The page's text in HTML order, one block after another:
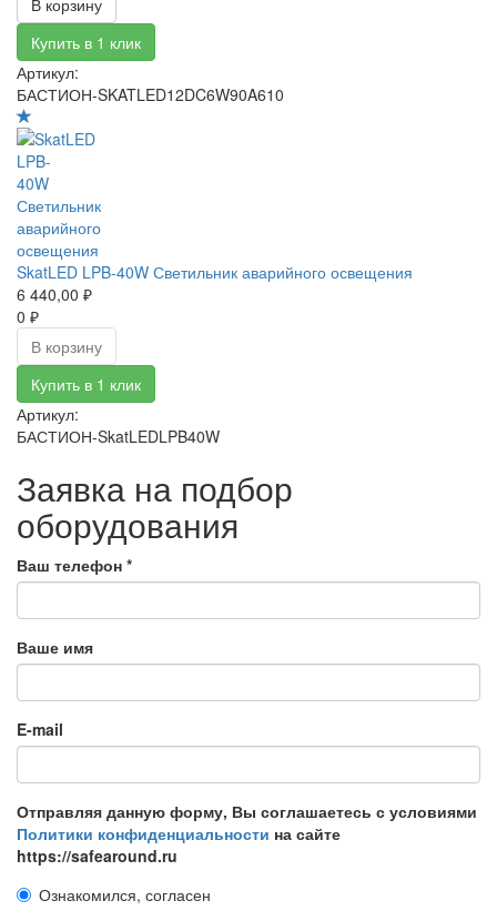
В корзину
Купить в 1 клик
Артикул:
БАСТИОН-SKATLED12DC6W90A610
SkatLED LPB-40W Светильник аварийного освещения
6 440,00 ₽
0 ₽
В корзину
Купить в 1 клик
Артикул:
БАСТИОН-SkatLEDLPB40W
Заявка на подбор
оборудования
Ваш телефон *
Ваше имя
E-mail
Отправляя данную форму, Вы соглашаетесь с условиями
Политики конфиденциальности на сайте
https://safearound.ru
Ознакомился, согласен